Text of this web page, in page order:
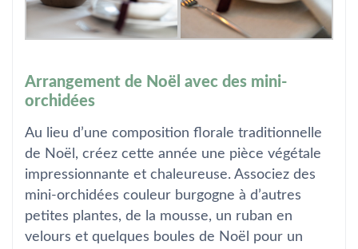
Arrangement de Noël avec des mini-
orchidées
Au lieu d’une composition florale traditionnelle
de Noël, créez cette année une pièce végétale
impressionnante et chaleureuse. Associez des
mini-orchidées couleur burgogne à d’autres
petites plantes, de la mousse, un ruban en
velours et quelques boules de Noël pour un